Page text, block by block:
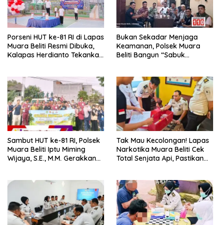
Porseni HUT ke-81 RI di Lapas
Muara Beliti Resmi Dibuka,
Kalapas Herdianto Tekankan
Bukan Sekadar Menjaga
Keamanan, Polsek Muara
Beliti Bangun “Sabuk
Sambut HUT ke-81 RI, Polsek
Muara Beliti Iptu Miming
Wijaya, S.E., M.M. Gerakkan
Tak Mau Kecolongan! Lapas
Narkotika Muara Beliti Cek
Total Senjata Api, Pastikan